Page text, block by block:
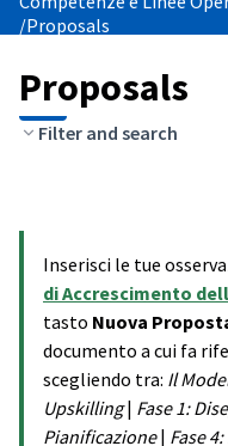
/Proposals
Proposals
Filter and search
Inserisci le tue
di Accrescimento
tasto Nuova
documento a cui fa
scegliendo tra: Il
Upskilling| Fase 1:
Pianificazione| Fase